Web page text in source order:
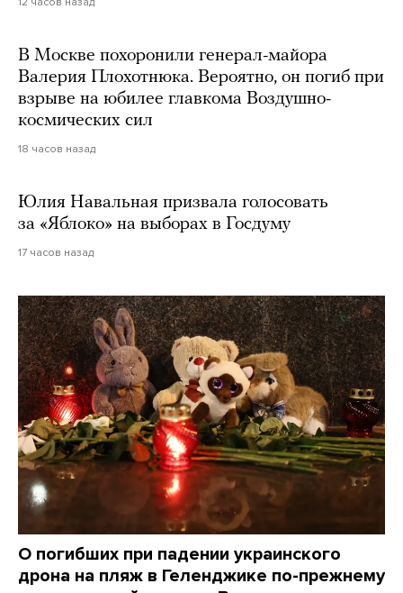
В Москве похоронили генерал-майора
Валерия Плохотнюка. Вероятно, он погиб при
взрыве на юбилее главкома Воздушно-
космических сил
18 часов назад
Юлия Навальная призвала голосовать
за «Яблоко» на выборах в Госдуму
17 часов назад
О погибших при падении украинского
дрона на пляж в Геленджике по-прежнему